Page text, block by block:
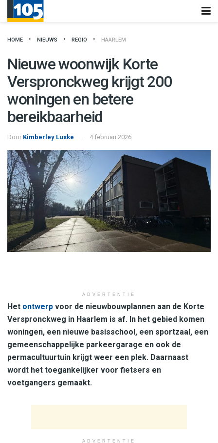
HOME NIEUWS REGIO HAARLEM
Nieuwe woonwijk Korte
Verspronckweg krijgt 200
woningen en betere
bereikbaarheid
Door Kimberley Luske 4 februari 2026
ADVERTENTIE
Het ontwerp voor de nieuwbouwplannen aan de Korte
Verspronckweg in Haarlem is af. In het gebied komen
woningen, een nieuwe basisschool, een sportzaal, een
gemeenschappelijke parkeergarage en ook de
permacultuurtuin krijgt weer een plek. Daarnaast
wordt het toegankelijker voor fietsers en
voetgangers gemaakt.
ADVERTENTIE